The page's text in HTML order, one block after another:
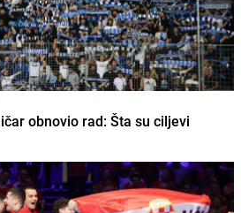
obnovio rad: Šta su ciljevi